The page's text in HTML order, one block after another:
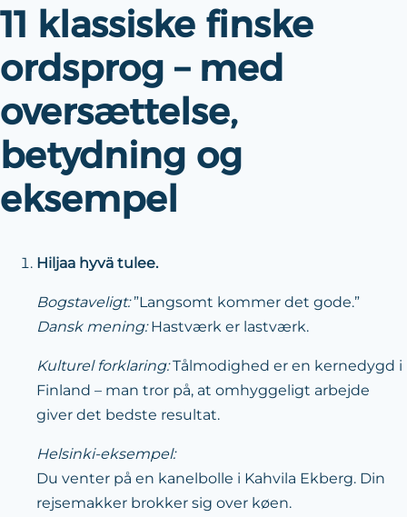
11 klassiske finske
ordsprog – med
oversættelse,
betydning og
eksempel
Hiljaa hyvä tulee.
Bogstaveligt:”Langsomt kommer det gode.”
Dansk mening:Hastværk er lastværk.
Kulturel forklaring:Tålmodighed er en kernedygd i
Finland – man tror på, at omhyggeligt arbejde
giver det bedste resultat.
Helsinki-eksempel:
Du venter på en kanelbolle i Kahvila Ekberg. Din
rejsemakker brokker sig over køen.